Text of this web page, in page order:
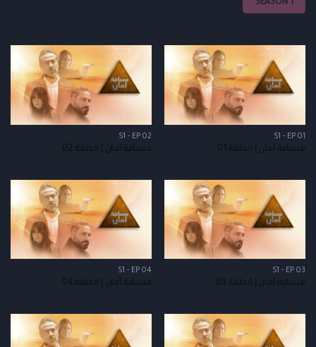
SEASON 1
S1 - EP 01
مسافة أمان | الحلقة 01
S1 - EP 02
مسافة أمان | الحلقة 02
S1 - EP 03
مسافة أمان | الحلقة 03
S1 - EP 04
مسافة أمان | الحلقة 04